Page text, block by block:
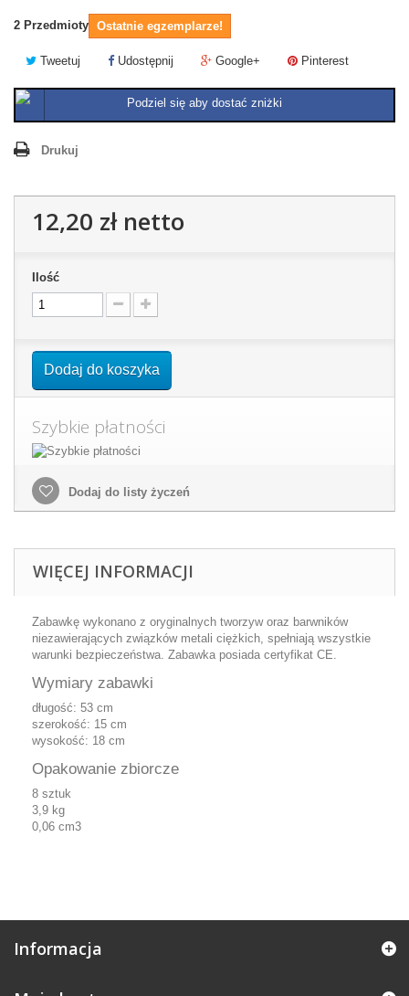
2 Przedmioty Ostatnie egzemplarze!
Tweetuj Udostępnij Google+ Pinterest
Podziel się aby dostać zniżki
Drukuj
12,20 złnetto
Ilość
Dodaj do koszyka
Szybkie płatności
Dodaj do listy życzeń
WIĘCEJ INFORMACJI
Zabawkę wykonano z oryginalnych tworzyw oraz barwników
niezawierających związków metali ciężkich, spełniają wszystkie
warunki bezpieczeństwa. Zabawka posiada certyfikat CE.
Wymiary zabawki
długość: 53 cm
szerokość: 15 cm
wysokość: 18 cm
Opakowanie zbiorcze
8 sztuk
3,9 kg
0,06 cm3
Informacja